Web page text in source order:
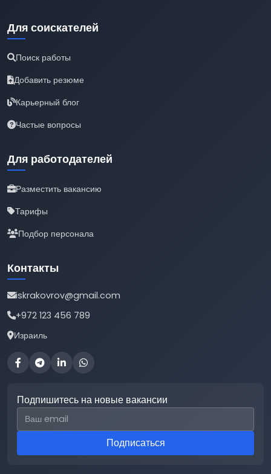
Для соискателей
Поиск работы
Добавить резюме
Карьерный блог
Частые вопросы
Для работодателей
Разместить вакансию
Тарифы
Подбор персонала
Контакты
iskrakovrov@gmail.com
+972 123 456 789
Израиль
Подпишитесь на новые вакансии
Email для подписки
Подписаться